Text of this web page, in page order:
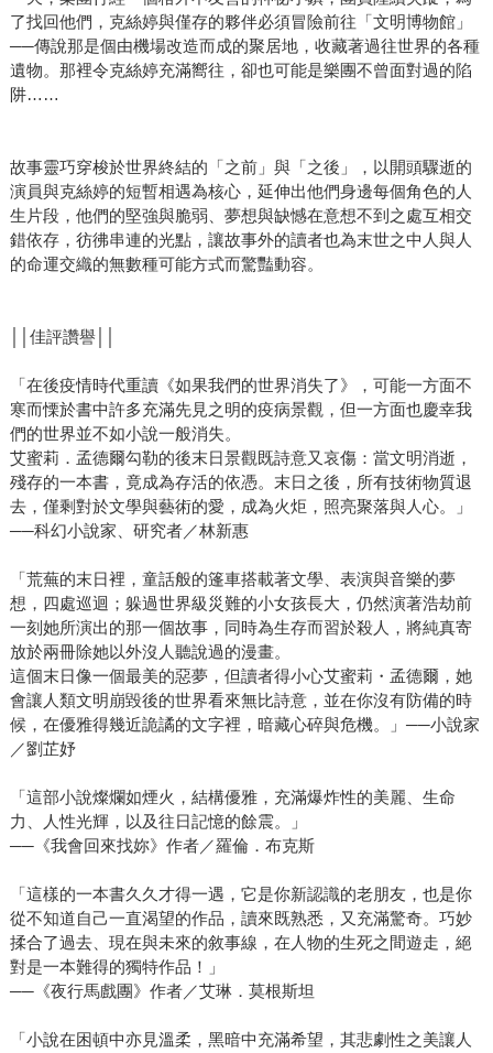
了找回他們，克絲婷與僅存的夥伴必須冒險前往「文明博物館」
──傳說那是個由機場改造而成的聚居地，收藏著過往世界的各種
遺物。那裡令克絲婷充滿嚮往，卻也可能是樂團不曾面對過的陷
阱……
故事靈巧穿梭於世界終結的「之前」與「之後」，以開頭驟逝的
演員與克絲婷的短暫相遇為核心，延伸出他們身邊每個角色的人
生片段，他們的堅強與脆弱、夢想與缺憾在意想不到之處互相交
錯依存，彷彿串連的光點，讓故事外的讀者也為末世之中人與人
的命運交織的無數種可能方式而驚豔動容。
││佳評讚譽││
「在後疫情時代重讀《如果我們的世界消失了》，可能一方面不
寒而慄於書中許多充滿先見之明的疫病景觀，但一方面也慶幸我
們的世界並不如小說一般消失。
艾蜜莉．孟德爾勾勒的後末日景觀既詩意又哀傷：當文明消逝，
殘存的一本書，竟成為存活的依憑。末日之後，所有技術物質退
去，僅剩對於文學與藝術的愛，成為火炬，照亮聚落與人心。」
──科幻小說家、研究者／林新惠
「荒蕪的末日裡，童話般的篷車搭載著文學、表演與音樂的夢
想，四處巡迴；躲過世界級災難的小女孩長大，仍然演著浩劫前
一刻她所演出的那一個故事，同時為生存而習於殺人，將純真寄
放於兩冊除她以外沒人聽說過的漫畫。
這個末日像一個最美的惡夢，但讀者得小心艾蜜莉・孟德爾，她
會讓人類文明崩毀後的世界看來無比詩意，並在你沒有防備的時
候，在優雅得幾近詭譎的文字裡，暗藏心碎與危機。」──小說家
／劉芷妤
「這部小說燦爛如煙火，結構優雅，充滿爆炸性的美麗、生命
力、人性光輝，以及往日記憶的餘震。」
──《我會回來找妳》作者／羅倫．布克斯
「這樣的一本書久久才得一遇，它是你新認識的老朋友，也是你
從不知道自己一直渴望的作品，讀來既熟悉，又充滿驚奇。巧妙
揉合了過去、現在與未來的敘事線，在人物的生死之間遊走，絕
對是一本難得的獨特作品！」
──《夜行馬戲團》作者／艾琳．莫根斯坦
「小說在困頓中亦見溫柔，黑暗中充滿希望，其悲劇性之美讓人